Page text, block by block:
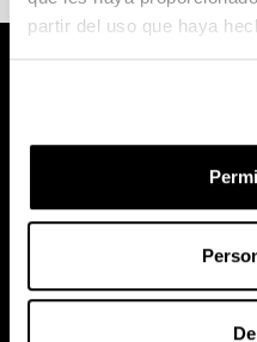
partir del uso que haya